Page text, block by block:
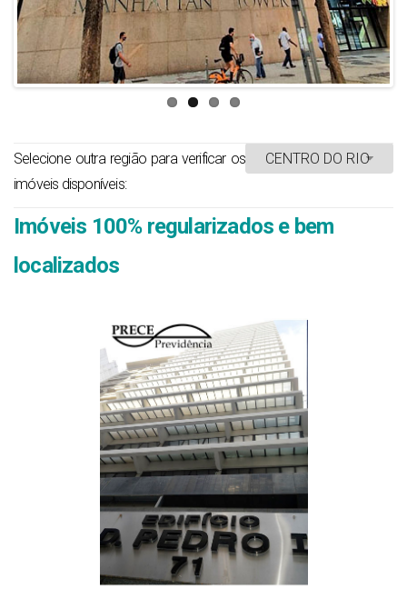
Selecione outra região para verificar os
imóveis disponíveis:
Imóveis 100% regularizados e bem
localizados